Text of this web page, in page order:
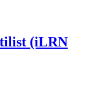
(iLRN